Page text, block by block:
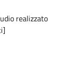
realizzato